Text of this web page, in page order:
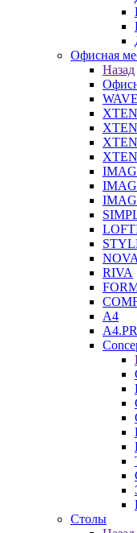
Офисная
Назад
WAVE
XTEN
RIVA
A4
Столы